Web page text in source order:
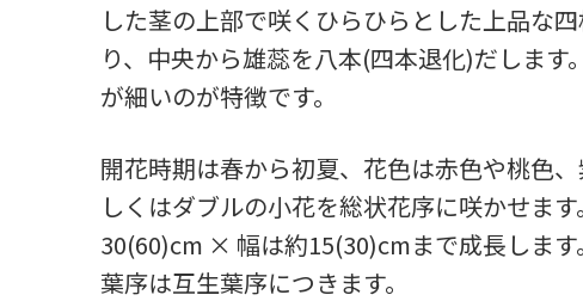
した茎の上部で咲くひらひらとした上品な
り、中央から雄蕊を八本(四本退化)だしま
が細いのが特徴です。
開花時期は春から初夏、花色は赤色や桃色
しくはダブルの小花を総状花序に咲かせま
30(60)cm × 幅は約15(30)cmまで成長します
葉序は互生葉序につきます。